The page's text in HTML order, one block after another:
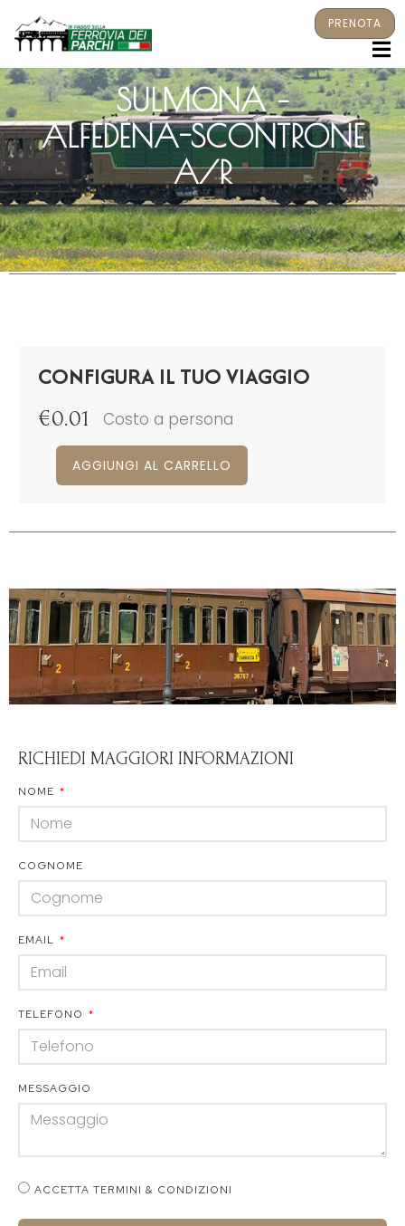
PRENOTA
SULMONA –
ALFEDENA-SCONTRONE
A/R
CONFIGURA IL TUO VIAGGIO
€0.01 Costo a persona
AGGIUNGI AL CARRELLO
RICHIEDI MAGGIORI INFORMAZIONI
NOME
COGNOME
EMAIL
TELEFONO
MESSAGGIO
ACCETTA TERMINI & CONDIZIONI